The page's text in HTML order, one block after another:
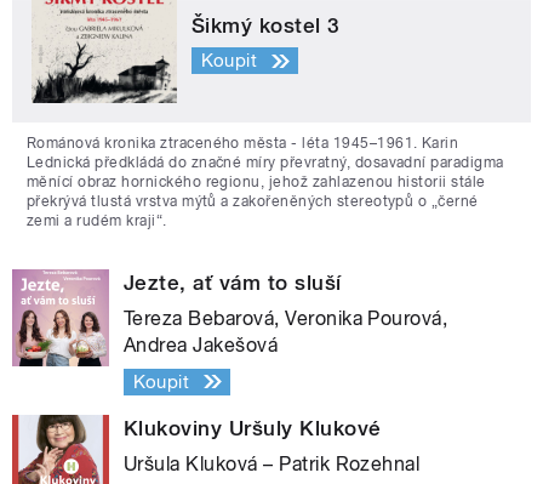
Šikmý kostel 3
Koupit
Románová kronika ztraceného města - léta 1945–1961. Karin
Lednická předkládá do značné míry převratný, dosavadní paradigma
měnící obraz hornického regionu, jehož zahlazenou historii stále
překrývá tlustá vrstva mýtů a zakořeněných stereotypů o „černé
zemi a rudém kraji“.
Jezte, ať vám to sluší
Tereza Bebarová, Veronika Pourová,
Andrea Jakešová
Koupit
Klukoviny Uršuly Klukové
Uršula Kluková – Patrik Rozehnal